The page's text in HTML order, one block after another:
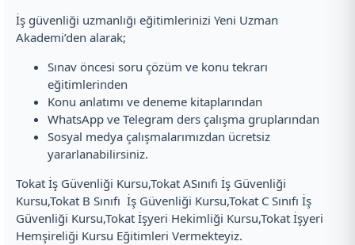
İş güvenliği uzmanlığı eğitimlerinizi Yeni Uzman
Akademi’den alarak;
Sınav öncesi soru çözüm ve konu tekrarı
eğitimlerinden
Konu anlatımı ve deneme kitaplarından
WhatsApp ve Telegram ders çalışma gruplarından
Sosyal medya çalışmalarımızdan ücretsiz
yararlanabilirsiniz.
Tokat İş Güvenliği Kursu,Tokat ASınıfı İş Güvenliği
Kursu,Tokat B Sınıfı İş Güvenliği Kursu,Tokat C Sınıfı İş
Güvenliği Kursu,Tokat İşyeri Hekimliği Kursu,Tokat İşyeri
Hemşireliği Kursu Eğitimleri Vermekteyiz.